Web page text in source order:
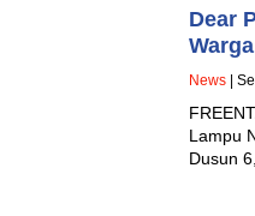
Dear
News |
Lampu
Dusun